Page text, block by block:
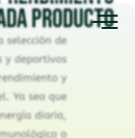
producto
selección de
y deportivos
y
Ya sea que
diaria,
o